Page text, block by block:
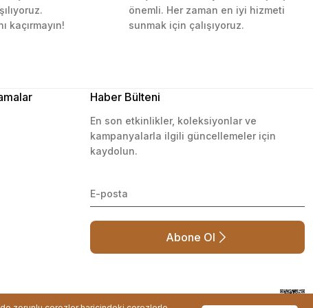
kaçırmayın!
önemli. Her zaman en iyi hizmeti
sunmak için çalışıyoruz.
Haber Bülteni
En son etkinlikler, koleksiyonlar ve
kampanyalarla ilgili güncellemeler için
kaydolun.
Abone Ol